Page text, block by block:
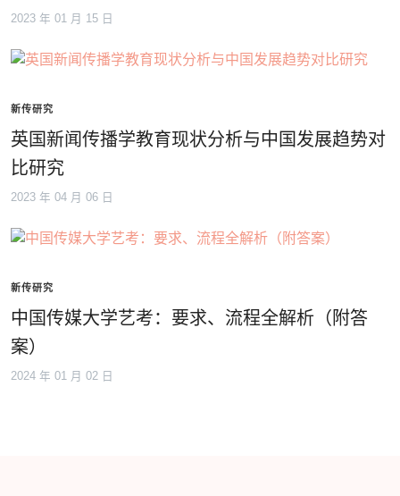
2023 年 01 月 15 日
新传研究
英国新闻传播学教育现状分析与中国发展趋势对
比研究
2023 年 04 月 06 日
新传研究
中国传媒大学艺考：要求、流程全解析（附答
案）
2024 年 01 月 02 日